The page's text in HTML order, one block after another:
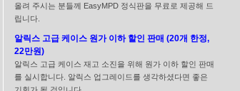
올려 주시는 분들께 EasyMPD 정식판을 무료로 제공해 드
립니다.
알릭스 고급 케이스 원가 이하 할인 판매 (20개 한정,
22만원)
알릭스 고급 케이스 재고 소진을 위해 원가 이하 할인 판매
를 실시합니다. 알릭스 업그레이드를 생각하셨다면 좋은